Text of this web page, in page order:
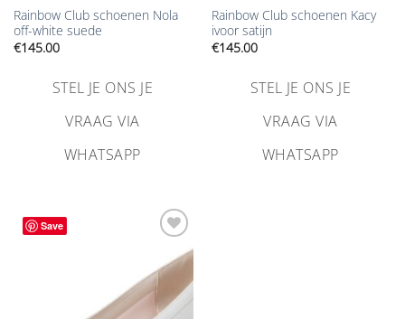
Rainbow Club schoenen Nola
off-white suede
€145.00
STEL JE ONS JE
VRAAG VIA
WHATSAPP
Rainbow Club schoenen Kacy
ivoor satijn
€145.00
STEL JE ONS JE
VRAAG VIA
WHATSAPP
Save
verlanglijst
toevoegen